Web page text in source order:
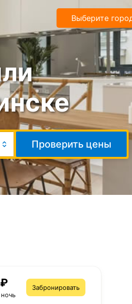
гостейПроверить цены
Выберите
Забронировать